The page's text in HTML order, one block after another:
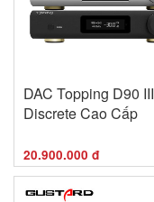
DAC Topping D90 III
Discrete Cao Cấp
20.900.000 đ